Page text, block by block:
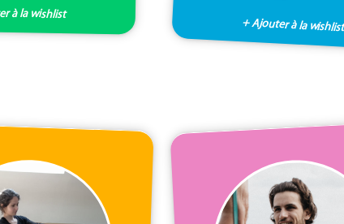
à la wishlist
+ Ajouter à la